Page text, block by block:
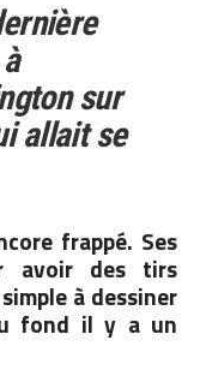
sur
allait se
frappé. Ses
avoir des tirs
à dessiner
fond il y a un